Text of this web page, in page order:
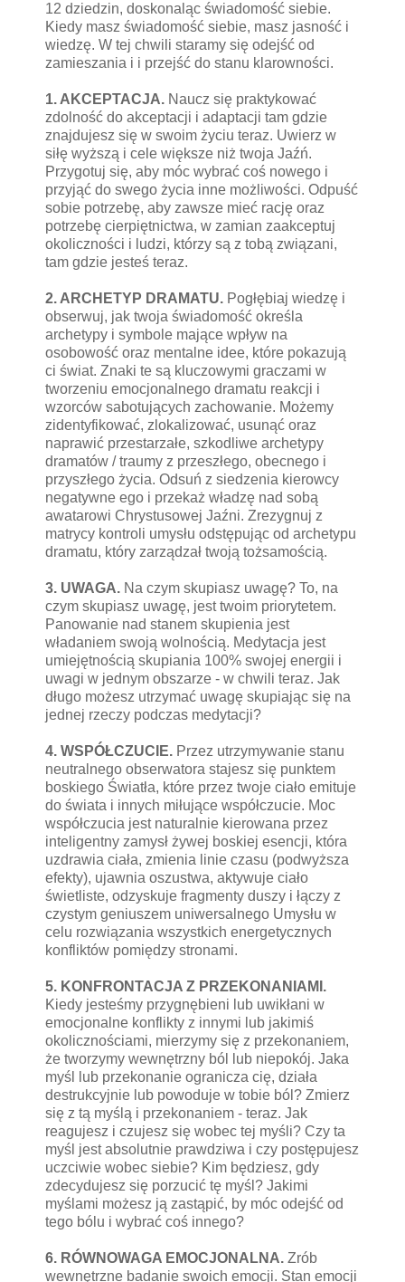
12 dziedzin, doskonaląc świadomość siebie.
Kiedy masz świadomość siebie, masz jasność i
wiedzę. W tej chwili staramy się odejść od
zamieszania i i przejść do stanu klarowności.
1. AKCEPTACJA. Naucz się praktykować
zdolność do akceptacji i adaptacji tam gdzie
znajdujesz się w swoim życiu teraz. Uwierz w
siłę wyższą i cele większe niż twoja Jaźń.
Przygotuj się, aby móc wybrać coś nowego i
przyjąć do swego życia inne możliwości. Odpuść
sobie potrzebę, aby zawsze mieć rację oraz
potrzebę cierpiętnictwa, w zamian zaakceptuj
okoliczności i ludzi, którzy są z tobą związani,
tam gdzie jesteś teraz.
2. ARCHETYP DRAMATU. Pogłębiaj wiedzę i
obserwuj, jak twoja świadomość określa
archetypy i symbole mające wpływ na
osobowość oraz mentalne idee, które pokazują
ci świat. Znaki te są kluczowymi graczami w
tworzeniu emocjonalnego dramatu reakcji i
wzorców sabotujących zachowanie. Możemy
zidentyfikować, zlokalizować, usunąć oraz
naprawić przestarzałe, szkodliwe archetypy
dramatów / traumy z przeszłego, obecnego i
przyszłego życia. Odsuń z siedzenia kierowcy
negatywne ego i przekaż władzę nad sobą
awatarowi Chrystusowej Jaźni. Zrezygnuj z
matrycy kontroli umysłu odstępując od archetypu
dramatu, który zarządzał twoją tożsamością.
3. UWAGA. Na czym skupiasz uwagę? To, na
czym skupiasz uwagę, jest twoim priorytetem.
Panowanie nad stanem skupienia jest
władaniem swoją wolnością. Medytacja jest
umiejętnością skupiania 100% swojej energii i
uwagi w jednym obszarze - w chwili teraz. Jak
długo możesz utrzymać uwagę skupiając się na
jednej rzeczy podczas medytacji?
4. WSPÓŁCZUCIE. Przez utrzymywanie stanu
neutralnego obserwatora stajesz się punktem
boskiego Światła, które przez twoje ciało emituje
do świata i innych miłujące współczucie. Moc
współczucia jest naturalnie kierowana przez
inteligentny zamysł żywej boskiej esencji, która
uzdrawia ciała, zmienia linie czasu (podwyższa
efekty), ujawnia oszustwa, aktywuje ciało
świetliste, odzyskuje fragmenty duszy i łączy z
czystym geniuszem uniwersalnego Umysłu w
celu rozwiązania wszystkich energetycznych
konfliktów pomiędzy stronami.
5. KONFRONTACJA Z PRZEKONANIAMI.
Kiedy jesteśmy przygnębieni lub uwikłani w
emocjonalne konflikty z innymi lub jakimiś
okolicznościami, mierzymy się z przekonaniem,
że tworzymy wewnętrzny ból lub niepokój. Jaka
myśl lub przekonanie ogranicza cię, działa
destrukcyjnie lub powoduje w tobie ból? Zmierz
się z tą myślą i przekonaniem - teraz. Jak
reagujesz i czujesz się wobec tej myśli? Czy ta
myśl jest absolutnie prawdziwa i czy postępujesz
uczciwie wobec siebie? Kim będziesz, gdy
zdecydujesz się porzucić tę myśl? Jakimi
myślami możesz ją zastąpić, by móc odejść od
tego bólu i wybrać coś innego?
6. RÓWNOWAGA EMOCJONALNA. Zrób
wewnętrzne badanie swoich emocji. Stan emocji